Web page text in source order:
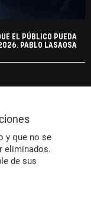
EL PÚBLICO PUEDA
PABLO LASAOSA
y que no se
eliminados.
de sus